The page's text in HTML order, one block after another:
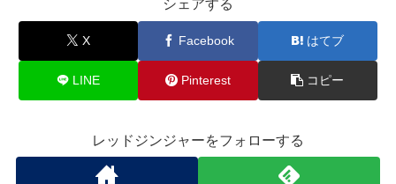
シェアする
X Facebook はてブ
LINE Pinterest コピー
レッドジンジャーをフォローする